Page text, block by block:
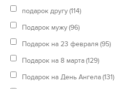
подарок другу(114)
Подарок мужу(96)
Подарок на 23 февраля (95)
Подарок на 8 марта(129)
Подарок на День Ангела(131)